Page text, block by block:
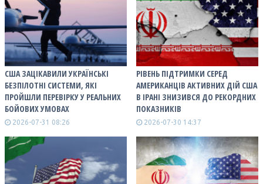
США ЗАЦІКАВИЛИ УКРАЇНСЬКІ
БЕЗПІЛОТНІ СИСТЕМИ, ЯКІ
ПРОЙШЛИ ПЕРЕВІРКУ У РЕАЛЬНИХ
БОЙОВИХ УМОВАХ
2026-07-31 08:26
РІВЕНЬ ПІДТРИМКИ СЕРЕД
АМЕРИКАНЦІВ АКТИВНИХ ДІЙ США
В ІРАНІ ЗНИЗИВСЯ ДО РЕКОРДНИХ
ПОКАЗНИКІВ
2026-07-30 14:37